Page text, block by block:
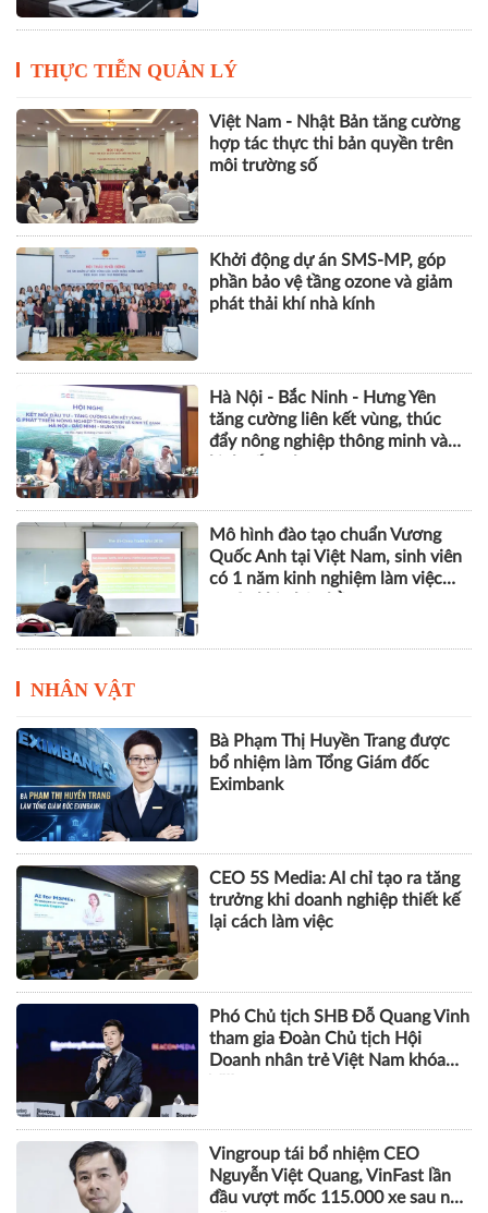
THỰC TIỄN QUẢN LÝ
Việt Nam - Nhật Bản tăng cường
hợp tác thực thi bản quyền trên
môi trường số
Khởi động dự án SMS-MP, góp
phần bảo vệ tầng ozone và giảm
phát thải khí nhà kính
Hà Nội - Bắc Ninh - Hưng Yên
tăng cường liên kết vùng, thúc
đẩy nông nghiệp thông minh và
Mô hình đào tạo chuẩn Vương
Quốc Anh tại Việt Nam, sinh viên
có 1 năm kinh nghiệm làm việc
NHÂN VẬT
Bà Phạm Thị Huyền Trang được
bổ nhiệm làm Tổng Giám đốc
Eximbank
CEO 5S Media: AI chỉ tạo ra tăng
trưởng khi doanh nghiệp thiết kế
lại cách làm việc
Phó Chủ tịch SHB Đỗ Quang Vinh
tham gia Đoàn Chủ tịch Hội
Doanh nhân trẻ Việt Nam khóa
Vingroup tái bổ nhiệm CEO
Nguyễn Việt Quang, VinFast lần
đầu vượt mốc 115.000 xe sau nửa